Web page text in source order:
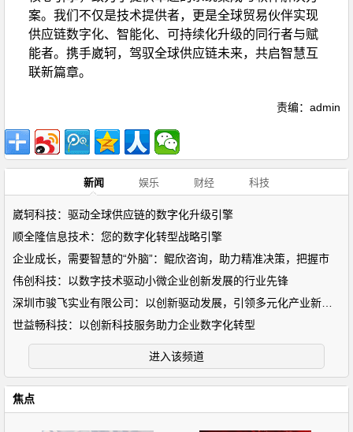
案。我们不仅是技术提供者，更是全球贸易伙伴实现
供应链数字化、智能化、可持续化升级的同行者与赋
能者。携手崴轲，驾驭全球供应链未来，共启智慧互
联新篇章。
责编：admin
新闻 娱乐 财经 科技
崴轲科技：驱动全球供应链的数字化升级引擎
顺全隆信息技术：您的数字化转型战略引擎
企业成长，需要智慧的“外脑”：鲲欣咨询，助力精准决策，把握市
伟创科技：以数字技术驱动小微企业创新发展的行业先锋
世益畅科技：以创新科技服务助力企业数字化转型
进入该频道
焦点